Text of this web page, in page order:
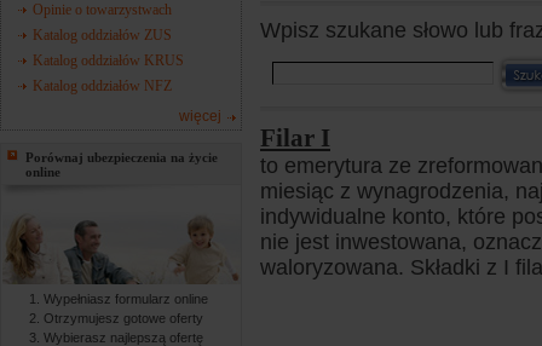
Opinie o towarzystwach
Katalog oddziałów ZUS
Katalog oddziałów KRUS
Katalog oddziałów NFZ
więcej
Porównaj ubezpieczenia na życie
online
Wypełniasz formularz online
Otrzymujesz gotowe oferty
Wybierasz najlepszą ofertę
Wpisz szukane słowo lub
Filar I
to emerytura ze
miesiąc z wynagrodzenia,
indywidualne konto, które
nie jest inwestowana,
waloryzowana. Składki z I